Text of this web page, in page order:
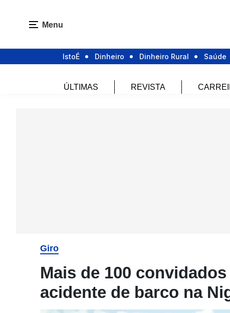
Menu
IstoÉ Dinheiro Dinheiro Rural Saúde
ÚLTIMAS REVISTA
Giro
Mais de 100
acidente de barco na